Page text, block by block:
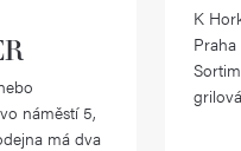
náměstí 5,
má dva
K
Praha